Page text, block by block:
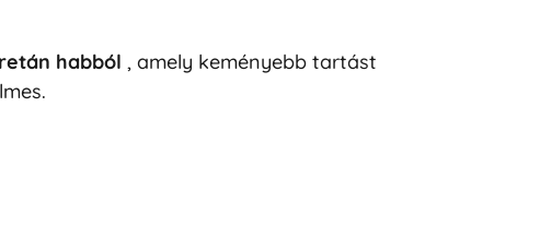
habból , amely keményebb tartást